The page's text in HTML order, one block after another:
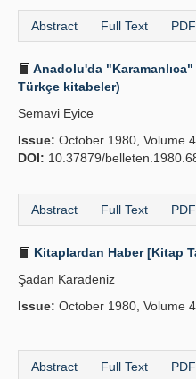
Abstract Full Text PDF
Anadolu'da
Türkçe kitabeler)
Semavi Eyice
Issue: October 1980, Volume
DOI: 10.37879/
Abstract Full Text PDF
Kitaplardan Haber [Kitap
Şadan Karadeniz
Issue: October 1980, Volume
Abstract Full Text PDF